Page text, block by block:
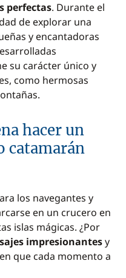
perfectas. Durante el
de explorar una
y encantadoras
su carácter único y
como hermosas
hacer un
catamarán
los navegantes y
en un crucero en
islas mágicas. ¿Por
impresionantesy
que cada momento a